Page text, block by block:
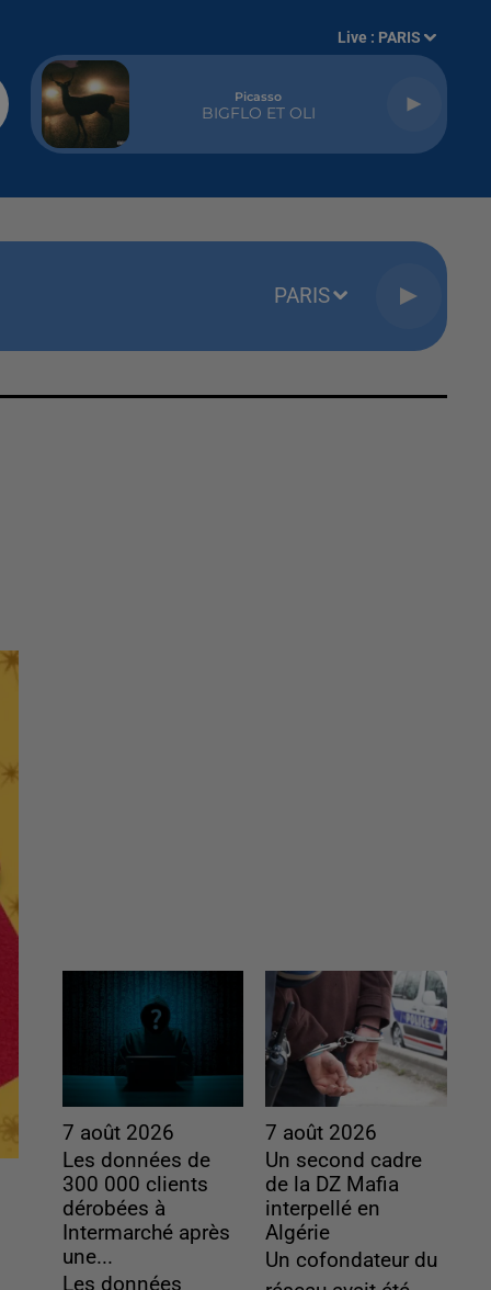
Live : PARIS
Picasso
BIGFLO ET OLI
PARIS
7 août 2026
Les données de
300 000 clients
dérobées à
Intermarché après
une...
Les données
7 août 2026
Un second cadre
de la DZ Mafia
interpellé en
Algérie
Un cofondateur du